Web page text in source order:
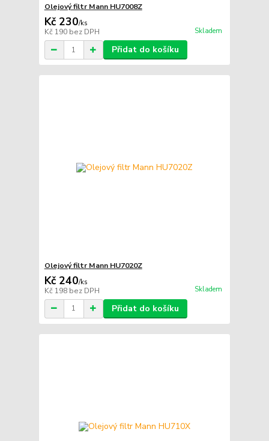
Olejový filtr Mann HU7008Z
Kč 230/ks
Kč 190 bez DPH Skladem
Přidat do košíku
Olejový filtr Mann HU7020Z
Kč 240/ks
Kč 198 bez DPH Skladem
Přidat do košíku